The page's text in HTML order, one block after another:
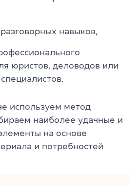
навыков,
юристов, деловодов или
используем метод
наиболее удачные и
на основе
и потребностей